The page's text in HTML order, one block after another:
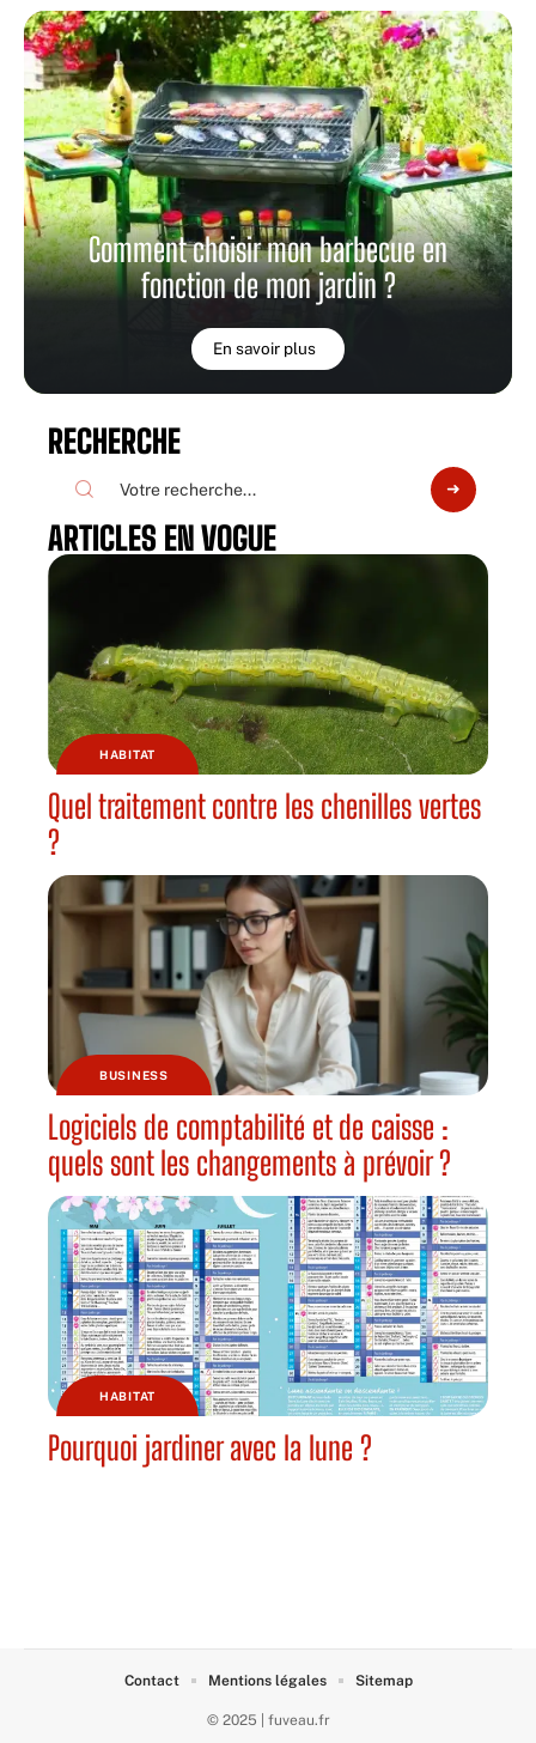
Comment choisir mon barbecue en
fonction de mon jardin ?
En savoir plus
RECHERCHE
ARTICLES EN VOGUE
HABITAT
Quel traitement contre les chenilles vertes
?
BUSINESS
Logiciels de comptabilité et de caisse :
quels sont les changements à prévoir ?
HABITAT
Pourquoi jardiner avec la lune ?
© 2025 | fuveau.fr
Contact Mentions légales Sitemap